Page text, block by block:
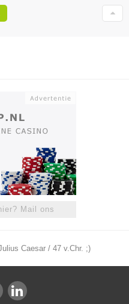
Mail ons
Caesar / 47 v.Chr. ;)